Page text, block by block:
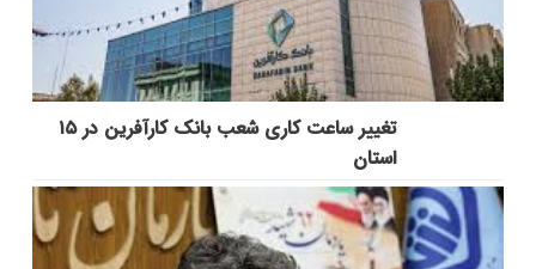
تغییر ساعت کاری شعب بانک کارآفرین در ۱۵
استان